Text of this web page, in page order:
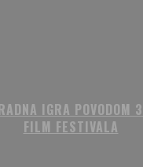
IGRA POVODOM
FILM FESTIVALA